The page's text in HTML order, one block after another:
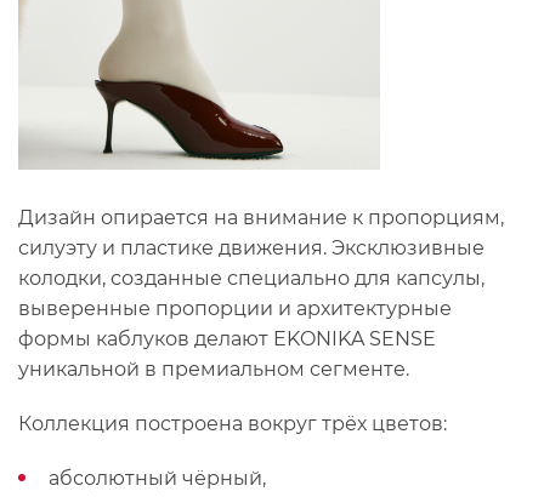
Дизайн опирается на внимание к пропорциям,
силуэту и пластике движения. Эксклюзивные
колодки, созданные специально для капсулы,
выверенные пропорции и архитектурные
формы каблуков делают EKONIKA SENSE
уникальной в премиальном сегменте.
Коллекция построена вокруг трёх цветов:
абсолютный чёрный,